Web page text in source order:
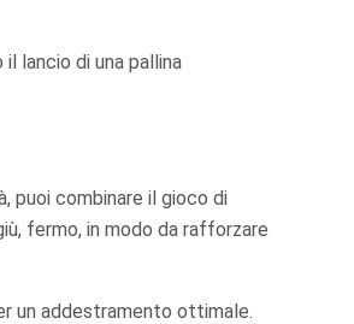
lancio di una pallina
puoi combinare il gioco di
fermo, in modo da rafforzare
un addestramento ottimale.